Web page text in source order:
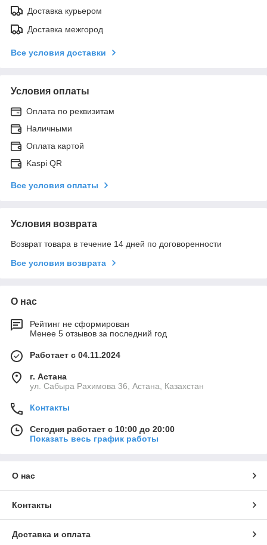
Доставка курьером
Доставка межгород
Все условия доставки
Условия оплаты
Оплата по реквизитам
Наличными
Оплата картой
Kaspi QR
Все условия оплаты
Условия возврата
Возврат товара в течение 14 дней по договоренности
Все условия возврата
О нас
Рейтинг не сформирован
Менее 5 отзывов за последний год
Работает с 04.11.2024
г. Астана
ул. Сабыра Рахимова 36, Астана, Казахстан
Контакты
Сегодня работает с 10:00 до 20:00
Показать весь график работы
О нас
Контакты
Доставка и оплата